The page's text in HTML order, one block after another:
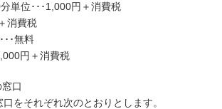
単位･･･1,000円＋消費税
消費税
･･無料
円＋消費税
口
をそれぞれ次のとおりとします。